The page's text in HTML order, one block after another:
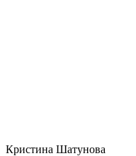
Кристина Шатунова